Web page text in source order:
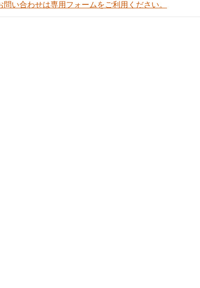
問い合わせは専用フォームをご利用ください。